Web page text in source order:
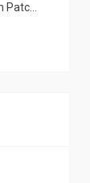
Patc…